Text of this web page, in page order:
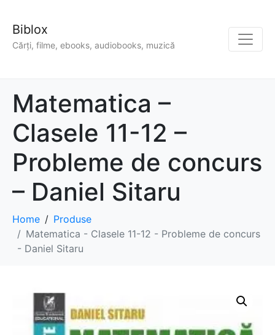
Biblox
Cărți, filme, ebooks, audiobooks, muzică
Matematica –
Clasele 11-12 –
Probleme de concurs
– Daniel Sitaru
Home
Produse
Matematica - Clasele 11-12 - Probleme de concurs
- Daniel Sitaru